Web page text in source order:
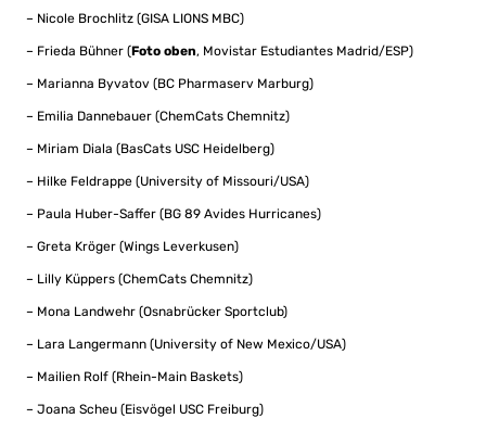
– Nicole Brochlitz (GISA LIONS MBC)
– Frieda Bühner (Foto oben, Movistar Estudiantes Madrid/ESP)
– Marianna Byvatov (BC Pharmaserv Marburg)
– Emilia Dannebauer (ChemCats Chemnitz)
– Miriam Diala (BasCats USC Heidelberg)
– Hilke Feldrappe (University of Missouri/USA)
– Paula Huber-Saffer (BG 89 Avides Hurricanes)
– Greta Kröger (Wings Leverkusen)
– Lilly Küppers (ChemCats Chemnitz)
– Mona Landwehr (Osnabrücker Sportclub)
– Lara Langermann (University of New Mexico/USA)
– Mailien Rolf (Rhein-Main Baskets)
– Joana Scheu (Eisvögel USC Freiburg)